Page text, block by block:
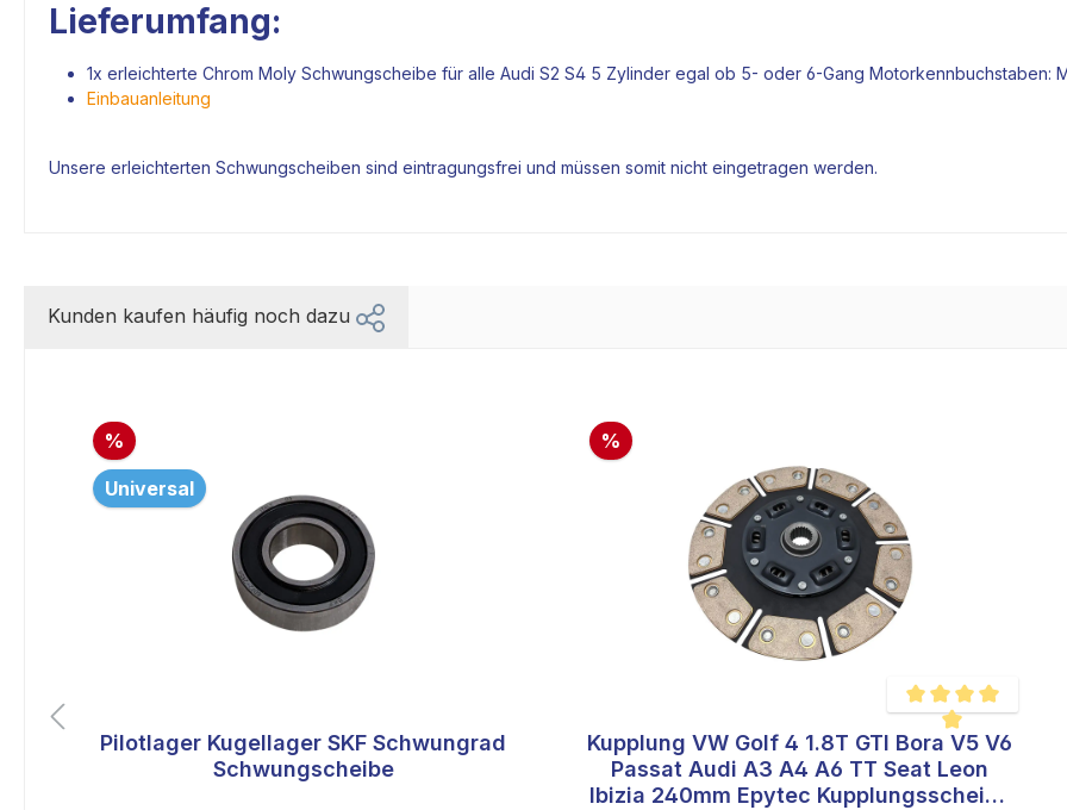
Lieferumfang:
1x erleichterte Chrom Moly Schwungscheibe für alle Audi S2 S4 5 Zylinder egal ob 5- oder 6-Gang Motorkennbuchstaben:
Einbauanleitung
Unsere erleichterten Schwungscheiben sind eintragungsfrei und müssen somit nicht eingetragen werden.
Kunden kaufen häufig noch dazu
Bewertung von 5 von 5 Sternen
%
Universal
Pilotlager Kugellager SKF Schwungrad
Schwungscheibe
%
Durchschnittliche
Kupplung VW Golf 4 1.8T GTI Bora V5 V6
Passat Audi A3 A4 A6 TT Seat Leon
Ibizia 240mm Epytec Kupplungsscheibe